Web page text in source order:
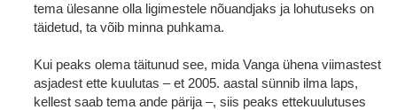
tema ülesanne olla ligimestele nõuandjaks ja lohutuseks on
täidetud, ta võib minna puhkama.
Kui peaks olema täitunud see, mida Vanga ühena viimastest
asjadest ette kuulutas – et 2005. aastal sünnib ilma laps,
kellest saab tema ande pärija –, siis peaks ettekuulutuses